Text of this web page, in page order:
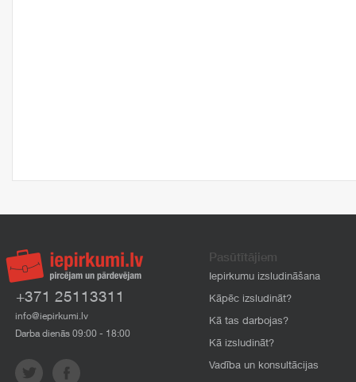
+371 25113311
info@iepirkumi.lv
Darba dienās 09:00 - 18:00
Pasūtītājiem
Iepirkumu izsludināšana
Kāpēc izsludināt?
Kā tas darbojas?
Kā izsludināt?
Vadība un konsultācijas